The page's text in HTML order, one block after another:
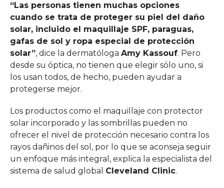
“Las personas tienen muchas opciones
cuando se trata de proteger su piel del daño
solar, incluido el maquillaje SPF, paraguas,
gafas de sol y ropa especial de protección
solar”, dice la dermatóloga Amy Kassouf. Pero
desde su óptica, no tienen que elegir sólo uno, si
los usan todos, de hecho, pueden ayudar a
protegerse mejor.
Los productos como el maquillaje con protector
solar incorporado y las sombrillas pueden no
ofrecer el nivel de protección necesario contra los
rayos dañinos del sol, por lo que se aconseja seguir
un enfoque más integral, explica la especialista del
sistema de salud global Cleveland Clinic.